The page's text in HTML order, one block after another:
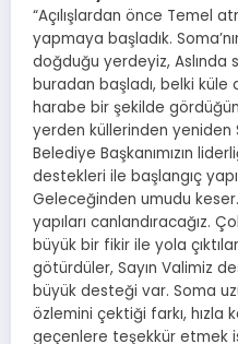
“Açılışlardan önce Temel
yapmaya başladık.
doğduğu yerdeyiz, Aslında
buradan başladı, belki küle
harabe bir şekilde
yerden küllerinden yeniden
Belediye Başkanımızın
destekleri ile başlangıç
Geleceğinden umudu
yapıları canlandıracağız.
büyük bir fikir ile yola
götürdüler, Sayın Valimiz
büyük desteği var. Soma
özlemini çektiği farkı, hızla
geçenlere teşekkür etmek